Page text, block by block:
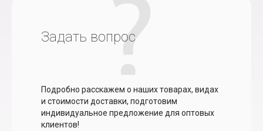
Задать вопрос
Подробно расскажем о наших товарах, видах
и стоимости доставки, подготовим
индивидуальное предложение для оптовых
клиентов!